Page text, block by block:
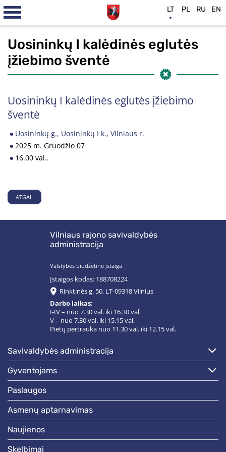
Uosininkų I kalėdinės eglutės
įžiebimo šventė
Uosininkų I kalėdinės eglutės įžiebimo
šventė
Uosininkų g., Uosininkų I k., Vilniaus r.
2025 m. Gruodžio 07
16.00 val..
ATGAL
Vilniaus rajono savivaldybės
administracija
Valstybės biudžetinė įstaiga
Įstaigos kodas: 188708224
Rinktinės g. 50, LT-09318 Vilnius
Darbo laikas:
I-IV – nuo 7.30 val. iki 16.30 val.
V – nuo 7.30 val. iki 15.15 val.
Pietų pertrauka nuo 11.30 val. iki 12.15 val.
savivaldybės administracija
gyventojams
paslaugos
asmenų aptarnavimas
naujienos
skelbimai
LT PL RU EN